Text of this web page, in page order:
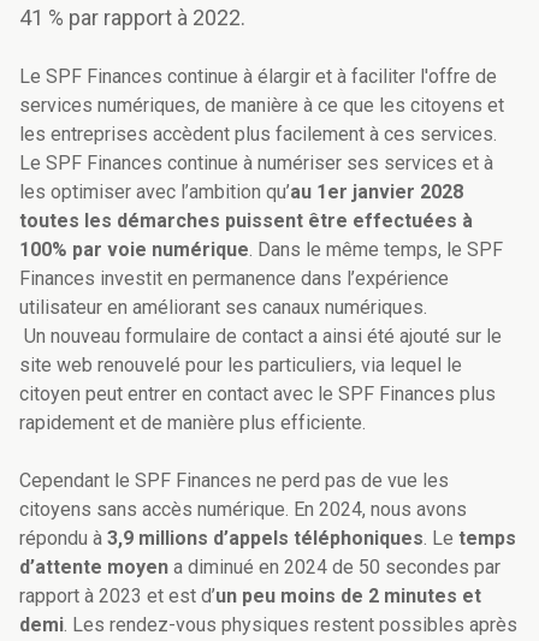
41 % par rapport à 2022.
Le SPF Finances continue à élargir et à faciliter l'offre de
services numériques, de manière à ce que les citoyens et
les entreprises accèdent plus facilement à ces services.
Le SPF Finances continue à numériser ses services et à
les optimiser avec l’ambition qu’au 1er janvier 2028
toutes les démarches puissent être effectuées à
100% par voie numérique. Dans le même temps, le SPF
Finances investit en permanence dans l’expérience
utilisateur en améliorant ses canaux numériques.
Un nouveau formulaire de contact a ainsi été ajouté sur le
site web renouvelé pour les particuliers, via lequel le
citoyen peut entrer en contact avec le SPF Finances plus
rapidement et de manière plus efficiente.
Cependant le SPF Finances ne perd pas de vue les
citoyens sans accès numérique. En 2024, nous avons
répondu à 3,9 millions d’appels téléphoniques. Le temps
d’attente moyen a diminué en 2024 de 50 secondes par
rapport à 2023 et est d’un peu moins de 2 minutes et
demi. Les rendez-vous physiques restent possibles après